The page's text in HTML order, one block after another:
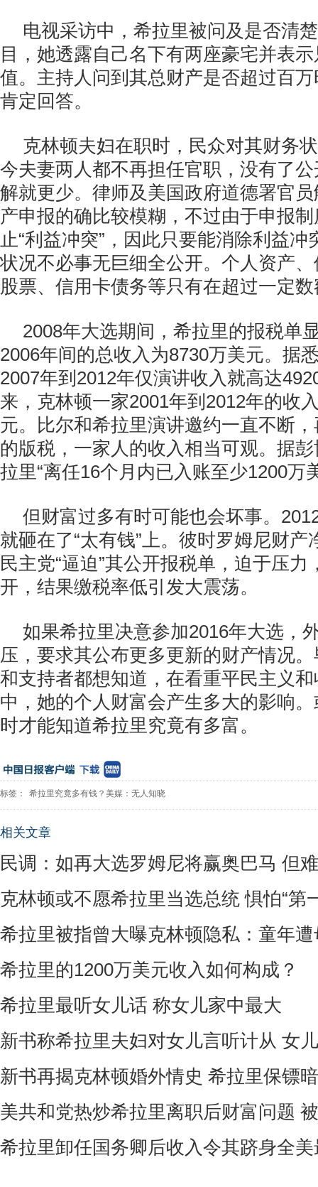
电视采访中，希拉里被问及是否清
目，她透露自己名下有两座豪宅并表
值。主持人问到其总财产是否超过百
肯定回答。
克林顿夫妇在职时，民众对其财务
今夫妻两人都不再担任官职，没有了
解就更少。律师及美国政府道德署官
产申报的确比较模糊，不过由于申报
止“利益冲突”，因此只要能消除利益冲
状况不必事无巨细全公开。个人资产
股票、信用卡债务等只有在超过一定
2008年大选期间，希拉里的报税单
2006年间的总收入为8730万美元。据
2007年到2012年仅演讲收入就高达
来，克林顿一家2001年到2012年的收
元。比尔和希拉里演讲邀约一直不断
的版税，一家人的收入相当可观。据
拉里“离任16个月内已入账至少1200万
但财富过多有时可能也会坏事。
就砸在了“太有钱”上。彼时罗姆尼财产
民主党“逼迫”其公开报税单，迫于压力
开，结果缴税率低引发大震荡。
如果希拉里决意参加2016年大选，
压，要求其公布更多更新的财产情况
和支持者都想知道，在看重平民主义
中，她的个人财富会产生多大的影响
时才能知道希拉里究竟有多富。
标签： 希拉里究竟多有钱？美媒：无人知晓
相关文章
民调：如再大选罗姆尼将赢奥巴马 但
克林顿或不愿希拉里当选总统 惧怕“第
希拉里被指曾大曝克林顿隐私：童年
希拉里的1200万美元收入如何构成？
希拉里最听女儿话 称女儿家中最大
新书称希拉里夫妇对女儿言听计从 女
新书再揭克林顿婚外情史 希拉里保镖
美共和党热炒希拉里离职后财富问题
希拉里卸任国务卿后收入令其跻身全